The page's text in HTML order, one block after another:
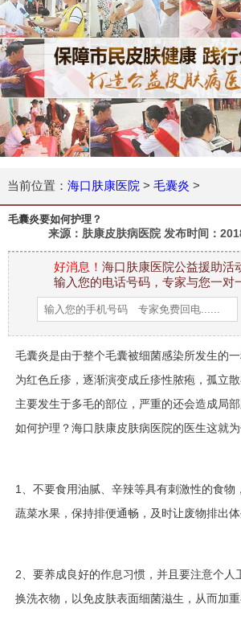
当前位置： 海口肤康医院 > 毛囊炎 >
毛囊炎要如何护理？
来源：肤康皮肤病医院 发布时间：
好消息！ 海口肤康医院公益援助
输入您的电话号码，专家与您一对
毛囊炎是由于整个毛囊被细菌感染所发生的
为红色丘疹，逐渐演变成丘疹性脓疱，孤立
主要发生于多毛的部位， 严重的还会造成局
如何护理？海口肤康皮肤病医院的医生这就为
1、 不要食用油腻、辛辣等具有刺激性的食物
蔬菜水果，保持排便通畅，及时让废物排出体
2、 要养成良好的作息习惯，并且要注意个人
换洗衣物，以免皮肤表面细菌滋生，从而加重